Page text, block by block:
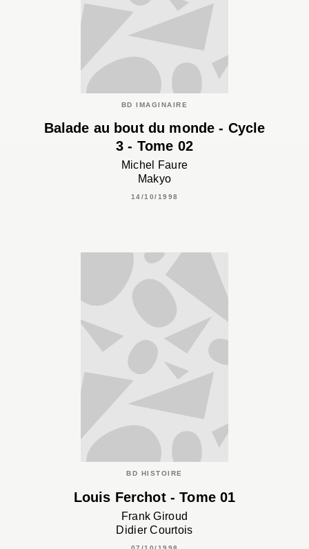
BD IMAGINAIRE
Balade au bout du monde - Cycle
3 - Tome 02
Michel Faure
Makyo
14/10/1998
BD HISTOIRE
Louis Ferchot - Tome 01
Frank Giroud
Didier Courtois